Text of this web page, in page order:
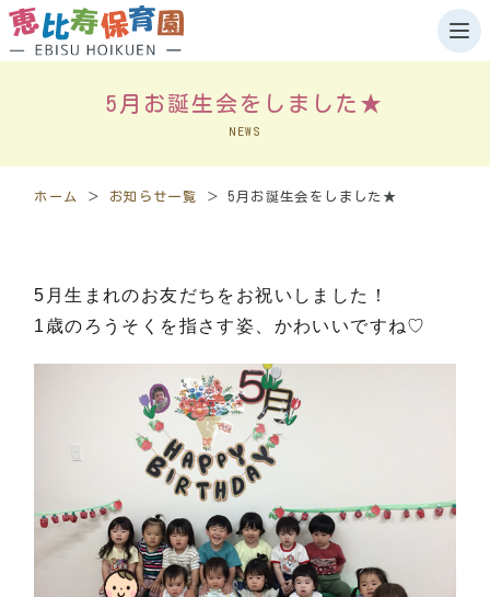
施設案内
千歳
℡(岩見沢) 0126-35-5455
℡(千 歳)0123-29-5707
5月お誕生会をしました★
NEWS
ホーム ＞ お知らせ一覧 ＞5月お誕生会をしました★
5月生まれのお友だちをお祝いしました！
1歳のろうそくを指さす姿、かわいいですね♡